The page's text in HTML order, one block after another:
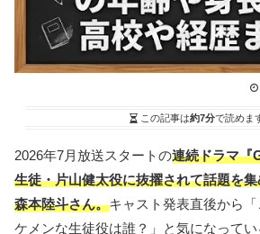
この記事は約7分で読めま
2026年7月放送スタートの連続ドラマ『
生徒・片山健太役に抜擢されて話題を
森本陸斗さん。キャスト発表直後から
ケメンな生徒役は誰？」と気になって